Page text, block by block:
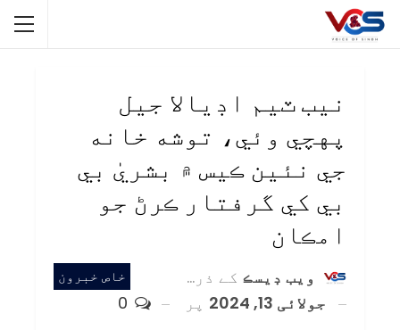
نيب ٽيم اڊيالا جيل
پهچي وئي، توشه خانه
جي نئين ڪيس ۾ بشريٰ بي
بي کي گرفتار ڪرڻ جو
امڪان
خاص خبرون ويب ڊيسڪ کے ذریعہ
جولائی 13, 2024
پر